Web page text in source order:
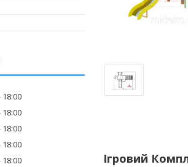
Ігровий
18:00
18:00
18:00
18:00
18:00